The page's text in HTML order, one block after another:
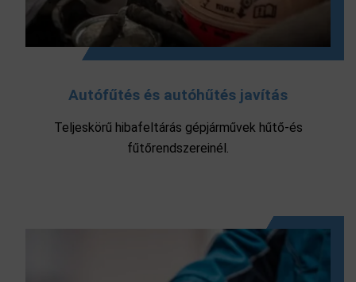
Autófűtés és autóhűtés javítás
Teljeskörű hibafeltárás gépjárművek hűtő-és
fűtőrendszereinél.